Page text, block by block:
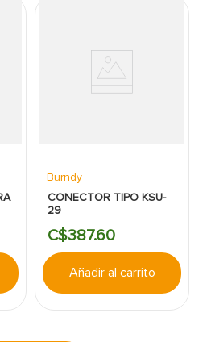
Burndy
CONECTOR TIPO KSU-
29
C$387.60
Añadir al carrito